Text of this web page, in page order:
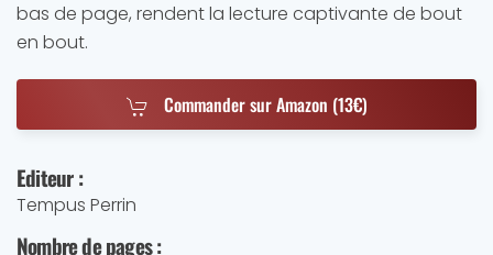
bas de page, rendent la lecture captivante de bout
en bout.
Commander sur Amazon (13€)
Editeur :
Tempus Perrin
Nombre de pages :